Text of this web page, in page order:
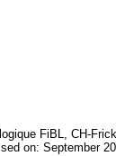
FiBL, CH-
on: September